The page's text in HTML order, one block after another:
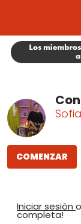
COMENZAR
Iniciar sesión o
completa!